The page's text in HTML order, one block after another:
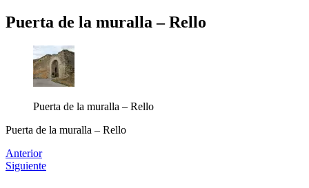
Puerta de la muralla – Rello
Puerta de la muralla – Rello
Puerta de la muralla – Rello
Anterior
Siguiente